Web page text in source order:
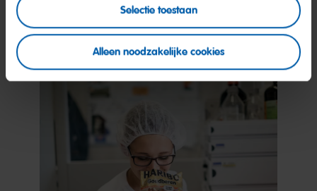
Selectie toestaan
Alleen noodzakelijke cookies
Meer informatie